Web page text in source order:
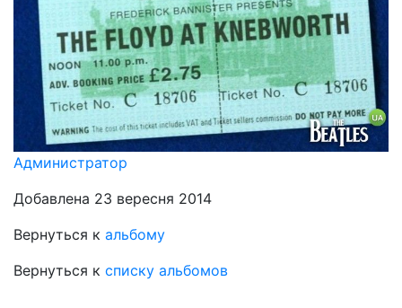
Администратор
Добавлена 23 вересня 2014
Вернуться к альбому
Вернуться к списку альбомов